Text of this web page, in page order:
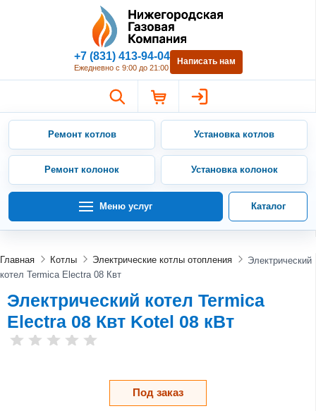
Нижегородская Газовая
+7 (831) 413-94-04
Ежедневно с 9:00 до 21:00
Написать нам
Ремонт котлов Установка котлов
Ремонт колонок Установка колонок
Меню услуг Каталог
Главная Котлы Электрические котлы отопления
Электрический
котел Termica Electra 08 Квт
Электрический котел Termica
Electra 08 Квт Kotel 08 кВт
Под заказ